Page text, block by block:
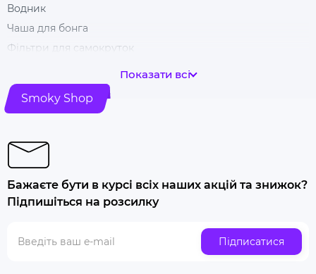
Водник
Чаша для бонга
Фільтри для самокруток
Гріндери
Ковпак для куріння
Купити папір для самокруток
Попільничка
Купити люльку для куріння
Люлька для куріння набір
Купити ювелірні ваги
Показати всі
Smoky Shop
Бажаєте бути в курсі всіх наших акцій та знижок?
Підпишіться на розсилку
Підписатися